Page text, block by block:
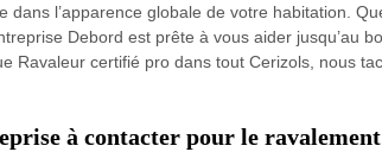
dans l’apparence globale de votre habitation.
Debord est prête à vous aider jusqu’au
Ravaleur certifié pro dans tout Cerizols, nous
à contacter pour le ravalement